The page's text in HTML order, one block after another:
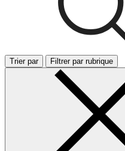
Trier par Filtrer par rubrique